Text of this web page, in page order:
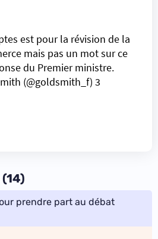
est pour la révision de la
mais pas un mot sur ce
du Premier ministre.
(@goldsmith_f) 3
prendre part au débat